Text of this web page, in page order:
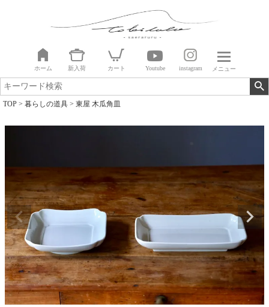
ホーム 新入荷 カート Youtube instagram メニュー
TOP 暮らしの道具 東屋 木瓜角皿